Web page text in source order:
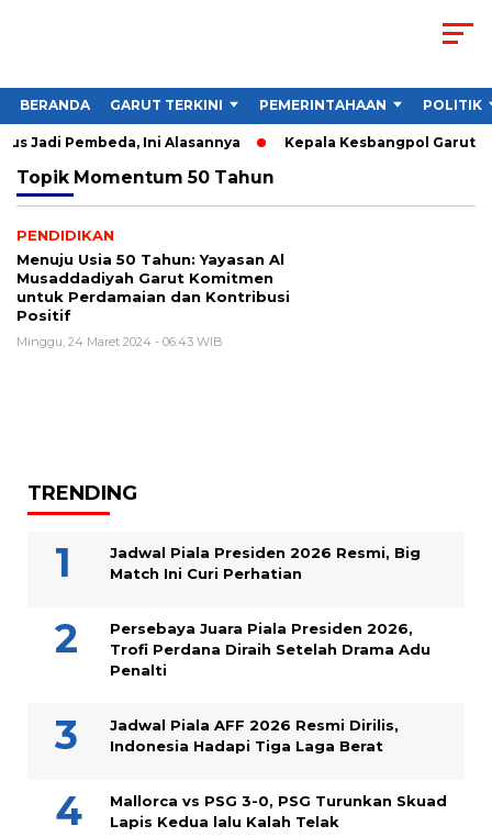
BERANDA GARUT TERKINI PEMERINTAHAAN POLITIK
Jadi Pembeda, Ini Alasannya Kepala Kesbangpol Garut
Topik Momentum 50 Tahun
PENDIDIKAN
Menuju Usia 50 Tahun: Yayasan Al
Musaddadiyah Garut Komitmen
untuk Perdamaian dan Kontribusi
Positif
Minggu, 24 Maret 2024 - 06:43 WIB
TRENDING
Jadwal Piala Presiden 2026 Resmi, Big
Match Ini Curi Perhatian
Persebaya Juara Piala Presiden 2026,
Trofi Perdana Diraih Setelah Drama Adu
Penalti
Jadwal Piala AFF 2026 Resmi Dirilis,
Indonesia Hadapi Tiga Laga Berat
Mallorca vs PSG 3-0, PSG Turunkan Skuad
Lapis Kedua lalu Kalah Telak